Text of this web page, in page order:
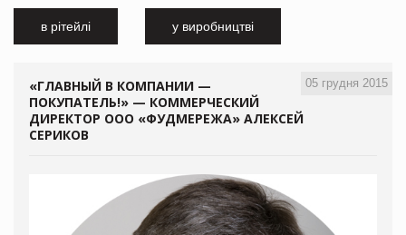
в рітейлі у виробництві
05 грудня 2015
«ГЛАВНЫЙ В КОМПАНИИ —
ПОКУПАТЕЛЬ!» — КОММЕРЧЕСКИЙ
ДИРЕКТОР ООО «ФУДМЕРЕЖА» АЛЕКСЕЙ
СЕРИКОВ